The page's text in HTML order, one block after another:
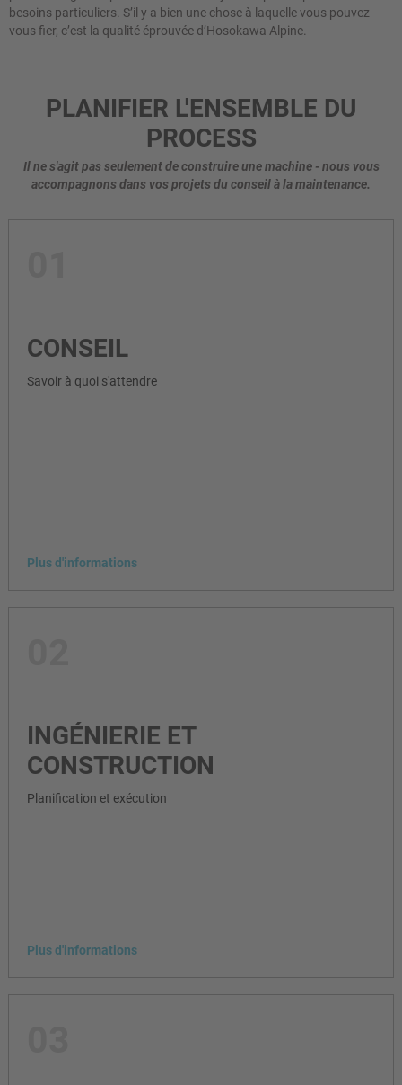
besoins particuliers. S’il y a bien une chose à laquelle vous pouvez
vous fier, c’est la qualité éprouvée d’Hosokawa Alpine.
PLANIFIER L'ENSEMBLE DU
PROCESS
Il ne s'agit pas seulement de construire une machine - nous vous
accompagnons dans vos projets du conseil à la maintenance.
CONSEIL
Savoir à quoi s'attendre
Plus d'informations
INGÉNIERIE ET
CONSTRUCTION
Planification et exécution
Plus d'informations